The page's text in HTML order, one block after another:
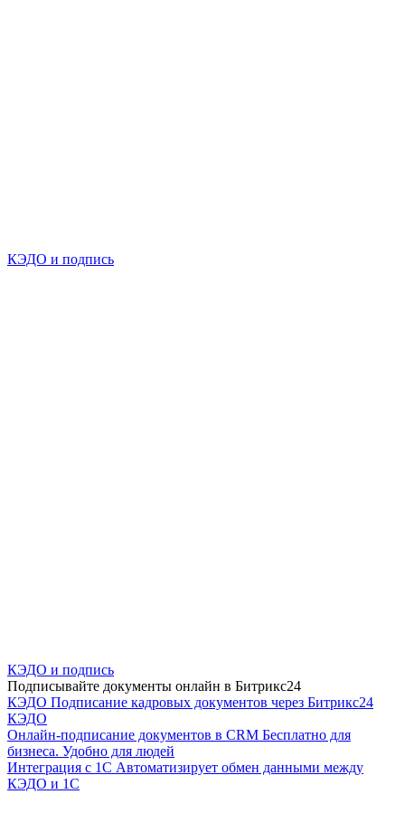
КЭДО и подпись
КЭДО и подпись
Подписывайте документы онлайн в Битрикс24
КЭДО Подписание кадровых документов через Битрикс24
КЭДО
Онлайн-подписание документов в CRM Бесплатно для
бизнеса. Удобно для людей
Интеграция с 1С Автоматизирует обмен данными между
КЭДО и 1С